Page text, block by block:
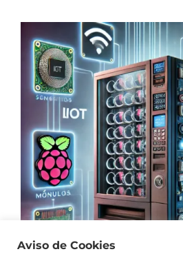
Claves para la
Componentes y
Soluciones de
Máquinas de
Ingeniería y desarrollo
Aviso de Cookies